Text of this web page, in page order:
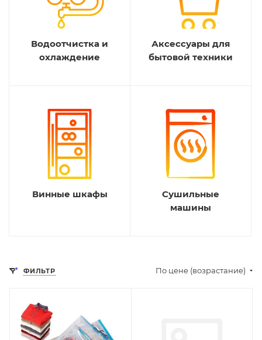
Водоотчистка и
охлаждение
Аксессуары для
бытовой техники
Винные шкафы
Сушильные
машины
ФИЛЬТР По цене (возрастание)
Отправим
13.08.2026
В наличии в пункте